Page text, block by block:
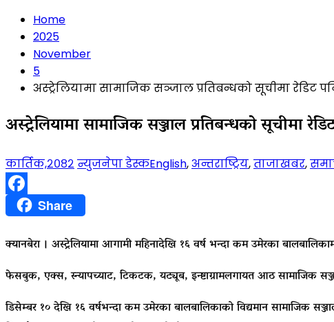
Home
2025
November
5
अस्ट्रेलियामा सामाजिक सञ्जाल प्रतिबन्धको सूचीमा रेडिट
अस्ट्रेलियामा सामाजिक सञ्जाल प्रतिबन्धको सूचीमा
कार्तिक,२०८२ न्युजनेपा डेस्कEnglish,अन्तराष्ट्रिय,ताजाखबर,
FacebookShare
क्यानबेरा । अस्ट्रेलियामा आगामी महिनादेखि १६ वर्ष भन्दा कम उमेरका
फेसबुक, एक्स, स्न्यापच्याट, टिकटक, यट्यूब, इन्ष्टाग्रामलगायत आठ सामाजिक
डिसेम्बर १० देखि १६ वर्षभन्दा कम उमेरका बालबालिकाको विद्यमान सामाजिक